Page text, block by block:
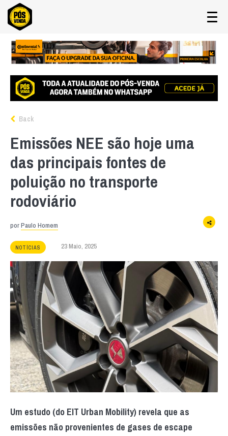
Back
Emissões NEE são hoje uma
das principais fontes de
poluição no transporte
rodoviário
porPaulo Homem
NOTÍCIAS 23 Maio, 2025
Um estudo (do EIT Urban Mobility) revela que as
emissões não provenientes de gases de escape